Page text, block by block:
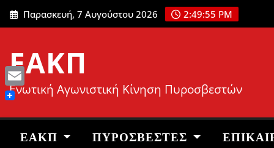
Μετάβαση
στο
Παρασκευή, 7 Αυγούστου 2026 2:49:56 PM
ΕΑΚΠ
Ενωτική Αγωνιστική Κίνηση Πυροσβεστών
ΕΑΚΠ ΠΥΡΟΣΒΈΣΤΕΣ
Email